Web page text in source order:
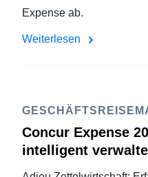
Expense ab.
Weiterlesen
Concur Expense
intelligent